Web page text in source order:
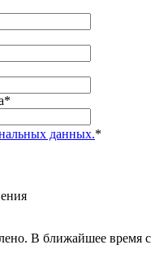
*
данных.*
В ближайшее время с